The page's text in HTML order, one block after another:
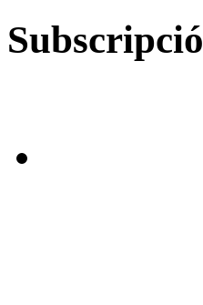
Subscripció